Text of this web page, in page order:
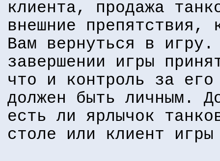
клиента, продажа
внешние препятствия,
Вам вернуться в
завершении игры
что и контроль за его
должен быть личным.
есть ли ярлычок
столе или клиент